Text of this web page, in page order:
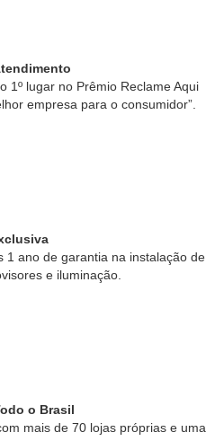
1º lugar no Prêmio Reclame Aqui
empresa para o consumidor”.
1 ano de garantia na instalação de
e iluminação.
o Brasil
mais de 70 lojas próprias e uma